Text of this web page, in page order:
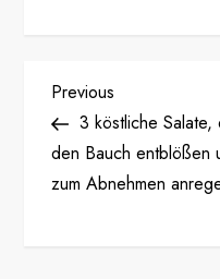
P
o
s
Previous
Post
Previous
3 köstliche Salate,
den Bauch entblößen
zum Abnehmen